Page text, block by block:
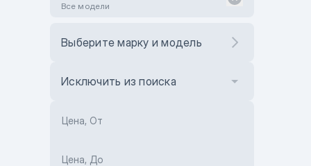
Все модели
Выберите марку и модель
Исключить из поиска
Цена, От
Цена, До